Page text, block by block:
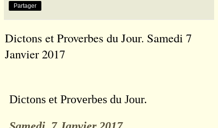
Partager
Dictons et Proverbes du Jour. Samedi 7
Janvier 2017
Dictons et Proverbes du Jour.